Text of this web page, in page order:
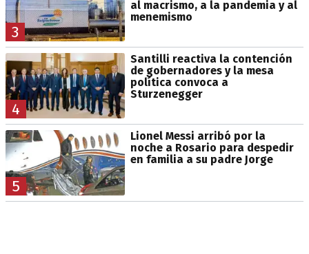
3
al macrismo, a la pandemia y al
menemismo
4
Santilli reactiva la contención
de gobernadores y la mesa
política convoca a
Sturzenegger
5
Lionel Messi arribó por la
noche a Rosario para despedir
en familia a su padre Jorge